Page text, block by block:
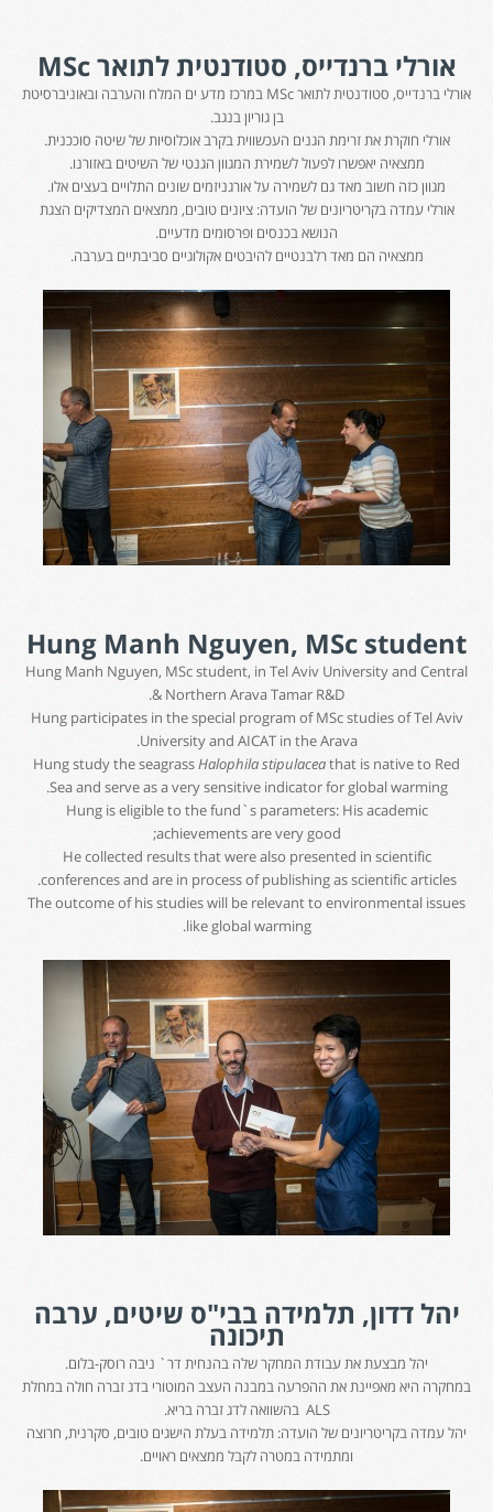
אורלי ברנדייס, סטודנטית לתוארMSc
אורלי ברנדייס, סטודנטית לתואר MSc במרכז מדע ים המלח והערבה ובאוניברסיטת
בן גוריון בנגב.
אורלי חוקרת את זרימת הגנים העכשווית בקרב אוכלוסיות של שיטה סוככנית.
ממצאיה יאפשרו לפעול לשמירת המגוון הגנטי של השיטים באזורנו.
מגוון כזה חשוב מאד גם לשמירה על אורגניזמים שונים התלויים בעצים אלו.
אורלי עמדה בקריטריונים של הועדה: ציונים טובים, ממצאים המצדיקים הצגת
הנושא בכנסים ופרסומים מדעיים.
ממצאיה הם מאד רלבנטיים להיבטים אקולוגיים סביבתיים בערבה.
Hung Manh Nguyen, MSc student
Hung Manh Nguyen, MSc student, in Tel Aviv University and Central
& Northern Arava Tamar R&D.
Hung participates in the special program of MSc studies of Tel Aviv
University and AICAT in the Arava.
Hung study the seagrassHalophila stipulaceathat is native to Red
Sea and serve as a very sensitive indicator for global warming.
Hung is eligible to the fund`s parameters: His academic
achievements are very good;
He collected results that were also presented in scientific
conferences and are in process of publishing as scientific articles.
The outcome of his studies will be relevant to environmental issues
like global warming.
יהל דדון, תלמידה בבי"ס שיטים, ערבה
תיכונה
יהל מבצעת את עבודת המחקר שלה בהנחית דר` ניבה רוסק-בלום.
במחקרה היא מאפיינת את ההפרעה במבנה העצב המוטורי בדג זברה חולה במחלת
ALS בהשוואה לדג זברה בריא.
יהל עמדה בקריטריונים של הועדה: תלמידה בעלת הישגים טובים, סקרנית, חרוצה
ומתמידה במטרה לקבל ממצאים ראויים.